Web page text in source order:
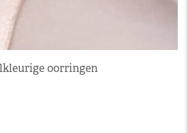
oorringen